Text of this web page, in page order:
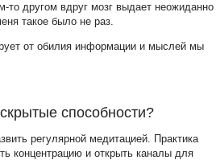
то другом вдруг мозг выдает неожиданно
такое было не раз.
от обилия информации и мыслей мы
способности?
регулярной медитацией. Практика
концентрацию и открыть каналы для